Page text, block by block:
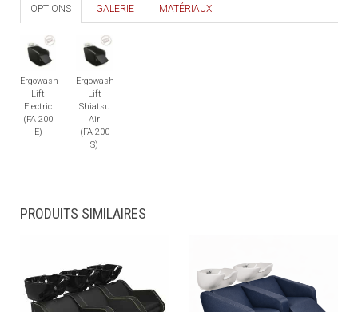
OPTIONS GALERIE MATÉRIAUX
Ergowash
Lift
Electric
(FA 200
E)
Ergowash
Lift
Shiatsu
Air
(FA 200
S)
PRODUITS SIMILAIRES